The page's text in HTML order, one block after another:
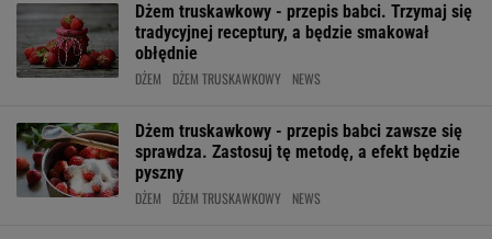
Dżem truskawkowy - przepis babci. Trzymaj się
tradycyjnej receptury, a będzie smakował
obłędnie
DŻEM DŻEM TRUSKAWKOWY NEWS
Dżem truskawkowy - przepis babci zawsze się
sprawdza. Zastosuj tę metodę, a efekt będzie
pyszny
DŻEM DŻEM TRUSKAWKOWY NEWS